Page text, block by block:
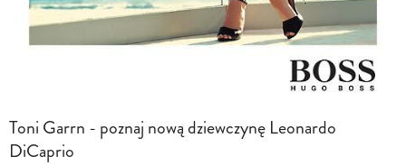
Toni Garrn - poznaj nową dziewczynę Leonardo
DiCaprio